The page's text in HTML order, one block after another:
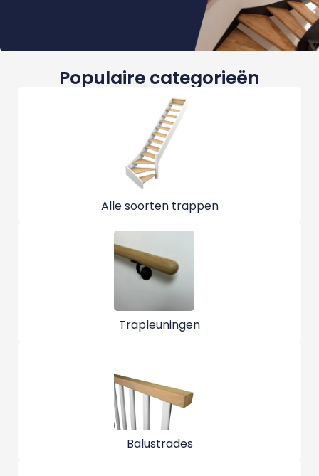
Populaire categorieën
Alle soorten trappen
Trapleuningen
Balustrades